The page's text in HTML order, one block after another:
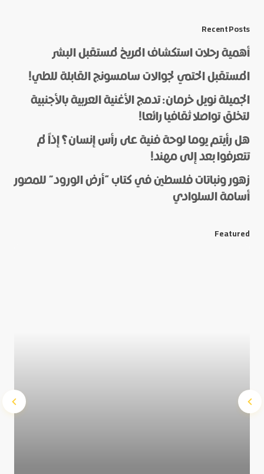
Name
*
E-mail
*
Recent Posts
أهمية رحلات استكشاف المريخ لمستقبل البشر
المستقبل الحتمي لجوالات سامسونج القابلة للطي!
الجميلة نويل خرمان: تدمج الأغنية العربية بالأجنبية
لتخلق تواصلا ثقافيا رائعا!
هل رأيتم يوما لوحة فنية على رأس إنسان؟ إذاً لم
تتعرفوا بعد إلى مهند!
زهور ونباتات فلسطين في كتاب “أرض الورود” للمصور
أسامة السلوادي
Featured